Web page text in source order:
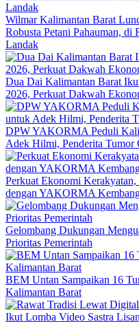
Wilmar Kalimantan Barat
Robusta Petani Pahauman,
Landak
Dua Dai Kalimantan Barat
2026, Perkuat Dakwah
DPW YAKORMA Peduli
Adek Hilmi, Penderita Tumor
Perkuat Ekonomi
dengan YAKORMA
Gelombang Dukungan
Prioritas Pemerintah
BEM Untan Sampaikan 16
Kalimantan Barat